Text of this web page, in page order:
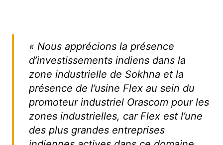
« Nous apprécions la présence
d’investissements indiens dans la
zone industrielle de Sokhna et la
présence de l’usine Flex au sein du
promoteur industriel Orascom pour les
zones industrielles, car Flex est l’une
des plus grandes entreprises